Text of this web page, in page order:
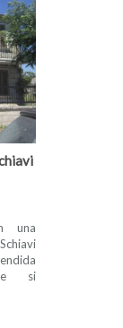
una
si